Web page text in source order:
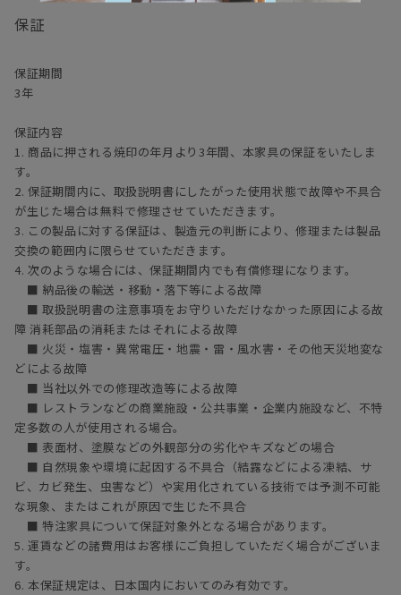
るメンテナンスを行えば、木に艶が戻り色はやや濃くなります。同
オイル塗装は、別売りのメンテナンスキッド（ドイツ・リボス社
1年に1回程度を目安としてオイルメンテナンスを行うことで、時間
の経過とともに深い味わいを楽しむことができます。
メンテナンスキットのご購入は
【ご注意】ウレタン塗装・突板の製品にはご使用できません。
保証
保証期間
3年
保証内容
1. 商品に押される焼印の年月より3年間、本家具の保証をいたしま
す。
2. 保証期間内に、取扱説明書にしたがった使用状態で故障や不具合
が生じた場合は無料で修理させていただきます。
3. この製品に対する保証は、製造元の判断により、修理または製品
交換の範囲内に限らせていただきます。
4. 次のような場合には、保証期間内でも有償修理になります。
■ 納品後の輸送・移動・落下等による故障
■ 取扱説明書の注意事項をお守りいただけなかった原因による故
障 消耗部品の消耗またはそれによる故障
■ 火災・塩害・異常電圧・地震・雷・風水害・その他天災地変な
どによる故障
■ 当社以外での修理改造等による故障
■ レストランなどの商業施設・公共事業・企業内施設など、不特
定多数の人が使用される場合。
■ 表面材、塗膜などの外観部分の劣化やキズなどの場合
■ 自然現象や環境に起因する不具合（結露などによる凍結、サ
ビ、カビ発生、虫害など）や実用化されている技術では予測不可能
な現象、またはこれが原因で生じた不具合
■ 特注家具について保証対象外となる場合があります。
5. 運賃などの諸費用はお客様にご負担していただく場合がございま
す。
6. 本保証規定は、日本国内においてのみ有効です。